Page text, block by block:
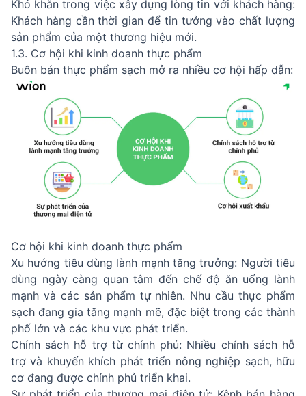
Khó khăn trong việc xây dựng lòng tin với khách hàng:
Khách hàng cần thời gian để tin tưởng vào chất lượng
sản phẩm của một thương hiệu mới.
1.3. Cơ hội khi kinh doanh thực phẩm
Buôn bán thực phẩm sạch mở ra nhiều cơ hội hấp dẫn:
Cơ hội khi kinh doanh thực phẩm
Xu hướng tiêu dùng lành mạnh tăng trưởng: Người tiêu
dùng ngày càng quan tâm đến chế độ ăn uống lành
mạnh và các sản phẩm tự nhiên. Nhu cầu thực phẩm
sạch đang gia tăng mạnh mẽ, đặc biệt trong các thành
phố lớn và các khu vực phát triển.
Chính sách hỗ trợ từ chính phủ: Nhiều chính sách hỗ
trợ và khuyến khích phát triển nông nghiệp sạch, hữu
cơ đang được chính phủ triển khai.